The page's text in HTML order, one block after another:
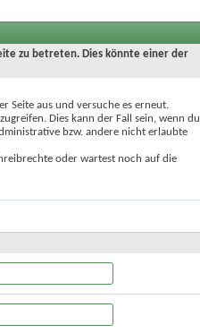
zu betreten. Dies könnte einer der
Seite aus und versuche es erneut.
Dies kann der Fall sein, wenn du
bzw. andere nicht erlaubte
oder wartest noch auf die